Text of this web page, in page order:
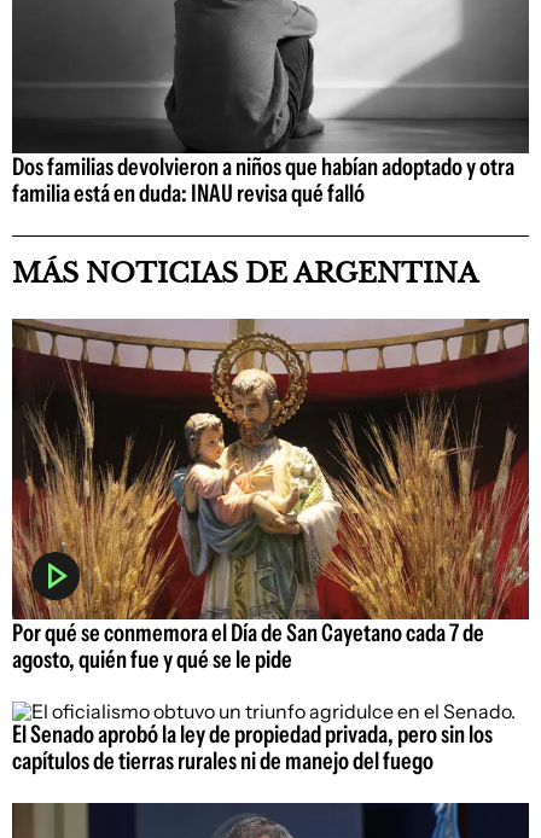
Dos familias devolvieron a niños que habían adoptado y otra
familia está en duda: INAU revisa qué falló
MÁS NOTICIAS DE ARGENTINA
Por qué se conmemora el Día de San Cayetano cada 7 de
agosto, quién fue y qué se le pide
El Senado aprobó la ley de propiedad privada, pero sin los
capítulos de tierras rurales ni de manejo del fuego